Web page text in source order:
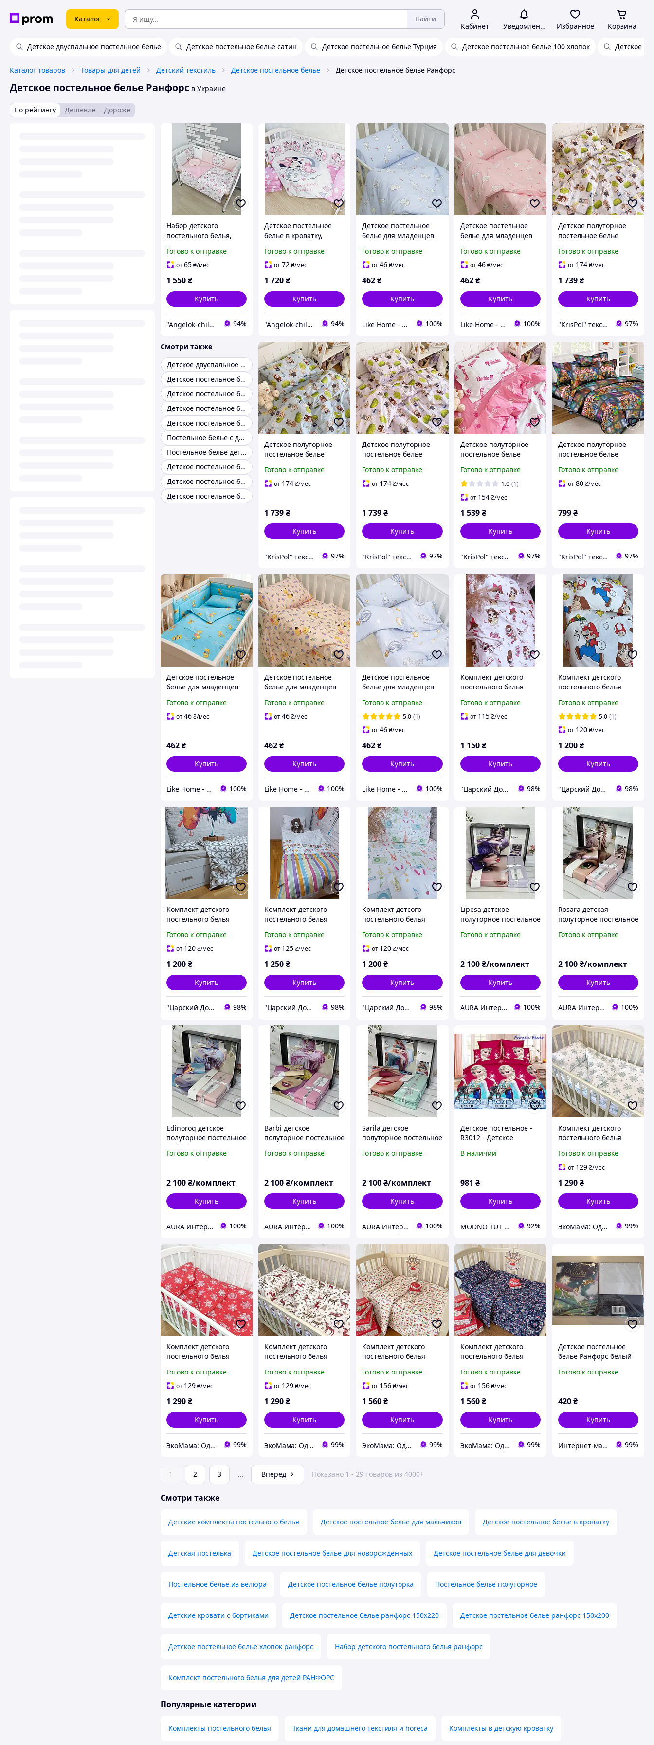
Каталог Найти
Кабинет Уведомления Избранное Корзина
Детское двуспальное постельное белье Детское постельное белье сатин Детское постельное белье Турция Детское постельное белье 100 хлопок Детское
Каталог товаров Товары для детей Детский текстиль Детское постельное белье Детское постельное белье Ранфорс
Детское постельное белье Ранфорс в Украине
По рейтингу Дешевле Дороже
Набор детского
постельного белья,
белья, постельное
белье
Готово к отправке
от65₴/мес
1 550₴
Купить
"Angelok-child": Интернет-магазин детских товаров. Зимние комбинезоны. Зимние конверты в коляску 94%
Детское постельное
белье в кроватку,
белья в кроватку 7
предметов
Готово к отправке
от72₴/мес
1 720₴
Купить
"Angelok-child": Интернет-магазин детских товаров. Зимние комбинезоны. Зимние конверты в коляску 94%
Детское постельное
белье для младенцев
голубое
Готово к отправке
от46₴/мес
462₴
Купить
Like Home - домашний уют для всей семьи. Будьте как дома 🤗 100%
Детское постельное
белье для младенцев
розовое
Готово к отправке
от46 ₴/мес
462 ₴
Купить
Like Home - домашний уют для всей семьи. Будьте как дома 🤗 100%
Детское полуторное
постельное белье
"Лабубу" (белая)
Готово к отправке
от 174₴/мес
1 739₴
Купить
"KrisPol" текстиль для дому 97%
Смотри также
Детское двуспальное постельное белье
Детское постельное белье сатин
Детское постельное белье Турция
Детское постельное белье 100 хлопок
Детское постельное белье 140
Постельное белье с детским рисунком
Постельное белье детское на резинке
Детское постельное белье 160
Детское постельное белье однотонное
Детское постельное белье на заказ
Детское полуторное
постельное белье
"Лабубу" (голубая)
Готово к отправке
от 174₴/мес
1 739₴
Купить
"KrisPol" текстиль для дому 97%
Детское полуторное
постельное белье
"Лабубу" (розовая)
Готово к отправке
от 174₴/мес
1 739₴
Купить
"KrisPol" текстиль для дому 97%
Детское полуторное
постельное белье
"Барби" (белая
наволочка)
Готово к отправке
1.0 (1)
от 154 ₴/мес
1 539 ₴
Купить
"KrisPol" текстиль для дому 97%
Детское полуторное
постельное белье
790723, "Roblox"
Готово к отправке
от80₴/мес
799₴
Купить
"KrisPol" текстиль для дому 97%
Детское постельное
белье для младенцев
голубой
Готово к отправке
от46₴/мес
462₴
Купить
Like Home - домашний уют для всей семьи. Будьте как дома 🤗 100%
Детское постельное
белье для младенцев
Готово к отправке
от46₴/мес
462₴
Купить
Like Home - домашний уют для всей семьи. Будьте как дома 🤗 100%
Детское постельное
белье для младенцев
Готово к отправке
5.0 (1)
от46₴/мес
462₴
Купить
Like Home - домашний уют для всей семьи. Будьте как дома 🤗 100%
Комплект детского
постельного белья
Турция
Готово к отправке
от 115 ₴/мес
1 150 ₴
Купить
"Царский Дом" - производитель постельного белья из натуральных тканей 98%
Комплект детского
постельного белья
ранфорс Lux Турция"
Готово к отправке
5.0 (1)
от 120₴/мес
1 200₴
Купить
"Царский Дом" - производитель постельного белья из натуральных тканей 98%
Комплект детского
постельного белья
ранфорс Lux Турция"
Готово к отправке
от 120₴/мес
1 200₴
Купить
"Царский Дом" - производитель постельного белья из натуральных тканей 98%
Комплект детского
постельного белья
Турция"
Готово к отправке
от 125₴/мес
1 250₴
Купить
"Царский Дом" - производитель постельного белья из натуральных тканей 98%
Комплект детсого
постельного белья
ранфорс Lux Турция"
Готово к отправке
от 120₴/мес
1 200₴
Купить
"Царский Дом" - производитель постельного белья из натуральных тканей 98%
Lipesa детское
полуторное постельное
home Турция.
Готово к отправке
2 100 ₴/комплект
Купить
AURA Интернет магазин, домашнего текстиля 100%
Rosara детская
полуторное постельное
home Турция.
Готово к отправке
2 100₴/комплект
Купить
AURA Интернет магазин, домашнего текстиля 100%
Edinorog детское
полуторное постельное
home Турция.
Готово к отправке
2 100₴/комплект
Купить
AURA Интернет магазин, домашнего текстиля 100%
Barbi детское
полуторное постельное
home Турция.
Готово к отправке
2 100₴/комплект
Купить
AURA Интернет магазин, домашнего текстиля 100%
Sarila детское
полуторное постельное
home Турция.
Готово к отправке
2 100₴/комплект
Купить
AURA Интернет магазин, домашнего текстиля 100%
Детское постельное -
R3012 - Детское
Ранфорс, Детское
В наличии
981 ₴
Купить
MODNO TUT - Интернет магазин женской одежды, товаров для детей 92%
Комплект детского
постельного белья
Betis Белый с
ментоловым
Готово к отправке
от 129₴/мес
1 290₴
Купить
ЭкоМама: Одежда для беременных, белье для кормящих, сумка в роддом, одежда для новорожденных 99%
Комплект детского
постельного белья
Betis Белый с красным
Готово к отправке
от 129₴/мес
1 290₴
Купить
ЭкоМама: Одежда для беременных, белье для кормящих, сумка в роддом, одежда для новорожденных 99%
Комплект детского
постельного белья
Betis Коричневый с
принтом
Готово к отправке
от 129₴/мес
1 290₴
Купить
ЭкоМама: Одежда для беременных, белье для кормящих, сумка в роддом, одежда для новорожденных 99%
Комплект детского
постельного белья
Betis Бежевый с
принтом
Готово к отправке
от 156₴/мес
1 560₴
Купить
ЭкоМама: Одежда для беременных, белье для кормящих, сумка в роддом, одежда для новорожденных 99%
Комплект детского
постельного белья
Betis Синий с принтом
Готово к отправке
от 156 ₴/мес
1 560 ₴
Купить
ЭкоМама: Одежда для беременных, белье для кормящих, сумка в роддом, одежда для новорожденных 99%
Детское постельное
белье Ранфорс белый
Готово к отправке
420₴
Купить
Интернет-магазин Dream 99%
1 2 3 ... Вперед Показано 1 - 29 товаров из 4000+
Смотри также
Детские комплекты постельного белья Детское постельное белье для мальчиков Детское постельное белье в кроватку
Детская постелька Детское постельное белье для новорожденных Детское постельное белье для девочки
Постельное белье из велюра Детское постельное белье полуторка Постельное белье полуторное
Детские кровати с бортиками Детское постельное белье ранфорс 150х220 Детское постельное белье ранфорс 150х200
Детское постельное белье хлопок ранфорс Набор детского постельного белья ранфорс
Комплект постельного белья для детей РАНФОРС
Популярные категории
Комплекты постельного белья Ткани для домашнего текстиля и horeca Комплекты в детскую кроватку